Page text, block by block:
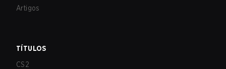
Artigos
TÍTULOS
CS2